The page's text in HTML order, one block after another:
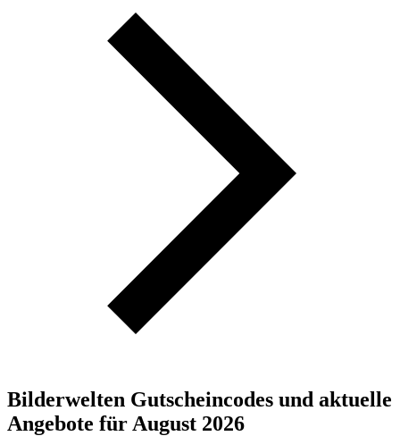
Bilderwelten Gutscheincodes und aktuelle
Angebote für August 2026